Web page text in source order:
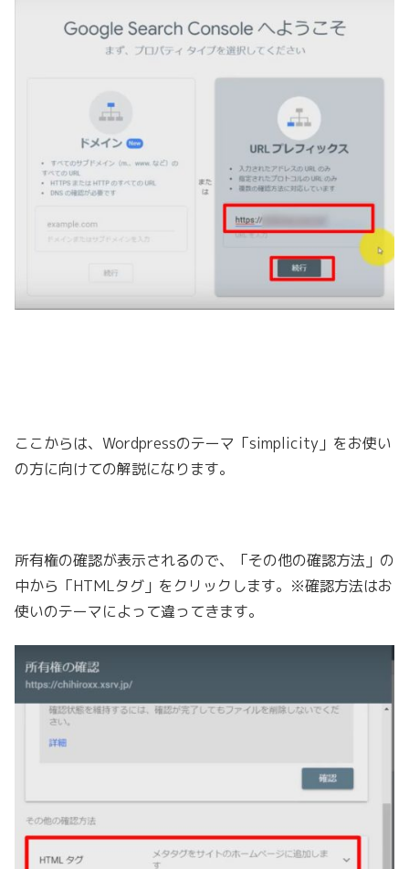
ここからは、Wordpressのテーマ「simplicity」をお使い
の方に向けての解説になります。
所有権の確認が表示されるので、「その他の確認方法」の
中から「HTMLタグ」をクリックします。※確認方法はお
使いのテーマによって違ってきます。